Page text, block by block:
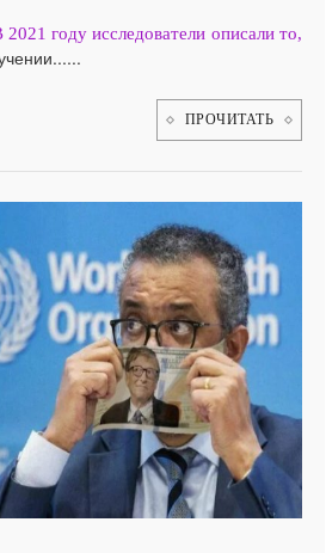
году исследователи описали то,
ПРОЧИТАТЬ